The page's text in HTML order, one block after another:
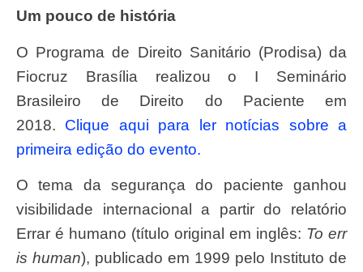
Um pouco de história
O Programa de Direito Sanitário (Prodisa) da
Fiocruz Brasília realizou o I Seminário
Brasileiro de Direito do Paciente em
2018. Clique aqui para ler notícias sobre a
primeira edição do evento.
O tema da segurança do paciente ganhou
visibilidade internacional a partir do relatório
Errar é humano (título original em inglês: To err
is human), publicado em 1999 pelo Instituto de